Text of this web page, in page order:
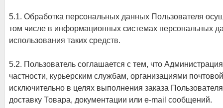
5.1. Обработка персональных данных Пользователя
том числе в информационных системах персональных
использования таких средств.
5.2. Пользователь соглашается с тем, что
частности, курьерским службам, организациями
исключительно в целях выполнения заказа
доставку Товара, документации или e-mail сообщений.